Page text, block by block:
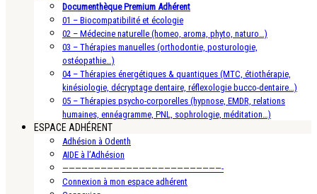
Documenthèque Premium Adhérent
01 – Biocompatibilité et écologie
02 – Médecine naturelle (homeo, aroma, phyto, naturo…)
03 – Thérapies manuelles (orthodontie, posturologie,
ostéopathie…)
04 – Thérapies énergétiques & quantiques (MTC, étiothérapie,
kinésiologie, décryptage dentaire, réflexologie bucco-dentaire…)
05 – Thérapies psycho-corporelles (hypnose, EMDR, relations
humaines, ennéagramme, PNL, sophrologie, méditation…)
ESPACE ADHÉRENT
Adhésion à Odenth
AIDE à l’Adhésion
—————————————————————————-
Connexion à mon espace adhérent